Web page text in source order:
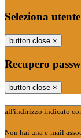
Seleziona utente
button close ×
Recupero
button close ×
all'indirizzo indicato
Non hai una e-mail